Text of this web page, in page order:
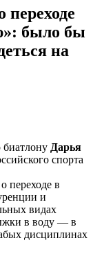
было бы
на
Дарья
спорта
переходе в
и
видах
в воду — в
дисциплинах